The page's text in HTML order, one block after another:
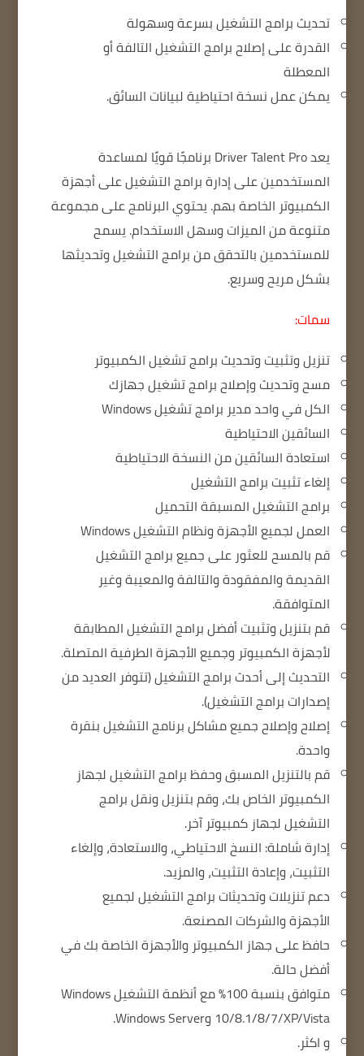
تحديث برامج التشغيل بسرعة وسهولة
القدرة على إصلاح برامج التشغيل التالفة أو
المعطلة
يمكن عمل نسخة احتياطية لبيانات السائق.
يعد Driver Talent Pro برنامجًا قويًا لمساعدة
المستخدمين على إدارة برامج التشغيل على أجهزة
الكمبيوتر الخاصة بهم.يحتوي البرنامج على مجموعة
متنوعة من الميزات وسهل الاستخدام.يسمح
للمستخدمين بالتحقق من برامج التشغيل وتحديثها
بشكل مريح وسريع.
سمات:
تنزيل وتثبيت وتحديث برامج تشغيل الكمبيوتر
مسح وتحديث وإصلاح برامج تشغيل جهازك
الكل في واحد مدير برامج تشغيل Windows
السائقين الاحتياطية
استعادة السائقين من النسخة الاحتياطية
إلغاء تثبيت برامج التشغيل
برامج التشغيل المسبقة التحميل
العمل لجميع الأجهزة ونظام التشغيل Windows
قم بالمسح للعثور على جميع برامج التشغيل
القديمة والمفقودة والتالفة والمعيبة وغير
المتوافقة.
قم بتنزيل وتثبيت أفضل برامج التشغيل المطابقة
لأجهزة الكمبيوتر وجميع الأجهزة الطرفية المتصلة.
التحديث إلى أحدث برامج التشغيل (تتوفر العديد من
إصدارات برامج التشغيل).
إصلاح وإصلاح جميع مشاكل برنامج التشغيل بنقرة
واحدة.
قم بالتنزيل المسبق وحفظ برامج التشغيل لجهاز
الكمبيوتر الخاص بك، وقم بتنزيل ونقل برامج
التشغيل لجهاز كمبيوتر آخر.
إدارة شاملة: النسخ الاحتياطي، والاستعادة، وإلغاء
التثبيت، وإعادة التثبيت، والمزيد.
دعم تنزيلات وتحديثات برامج التشغيل لجميع
الأجهزة والشركات المصنعة.
حافظ على جهاز الكمبيوتر والأجهزة الخاصة بك في
أفضل حالة.
متوافق بنسبة 100% مع أنظمة التشغيل Windows
10/8.1/8/7/XP/Vista وWindows Server.
و اكثر.